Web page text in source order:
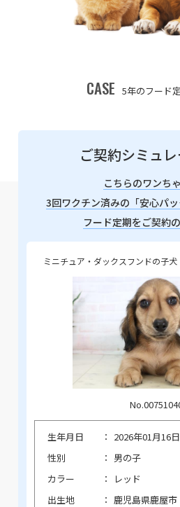
CASE 5年のフード
ご契約シミュ
こちらのワンちゃ
3回ワクチン済みの「安心パ
フード定期をご契約
ミニチュア・ダックスフンドの子
生年月日
2026年01月16日
性別
男の子
カラー
レッド
出生地
鹿児島県鹿屋市